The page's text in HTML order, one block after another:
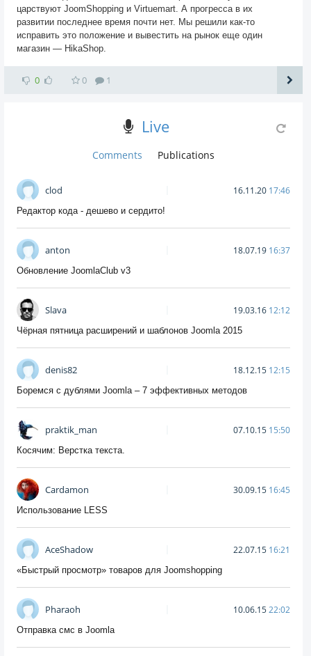
царствуют JoomShopping и Virtuemart. А прогресса в их
развитии последнее время почти нет. Мы решили как-то
исправить это положение и вывестить на рынок еще один
магазин — HikaShop.
0 0 1
Live
Comments Publications
clod 16.11.20 17:46
Редактор кода - дешево и сердито!
anton 18.07.19 16:37
Обновление JoomlaClub v3
Slava 19.03.16 12:12
Чёрная пятница расширений и шаблонов Joomla 2015
denis82 18.12.15 12:15
Боремся с дублями Joomla – 7 эффективных методов
praktik_man 07.10.15 15:50
Косячим: Верстка текста.
Cardamon 30.09.15 16:45
Использование LESS
AceShadow 22.07.15 16:21
«Быстрый просмотр» товаров для Joomshopping
Pharaoh 10.06.1522:02
Отправка смс в Joomla